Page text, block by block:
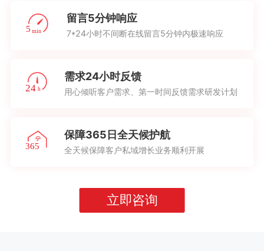
留言5分钟响应
7*24小时不间断在线留言5分钟内极速响应
需求24小时反馈
用心倾听客户需求、第一时间反馈需求研发计划
保障365日全天候护航
全天候保障客户私域增长业务顺利开展
立即咨询